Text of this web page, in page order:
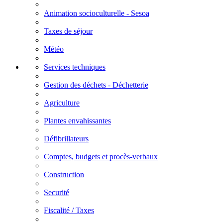
Animation socioculturelle - Sesoa
Taxes de séjour
Météo
Services techniques
Gestion des déchets - Déchetterie
Agriculture
Plantes envahissantes
Défibrillateurs
Comptes, budgets et procès-verbaux
Construction
Securité
Fiscalité / Taxes